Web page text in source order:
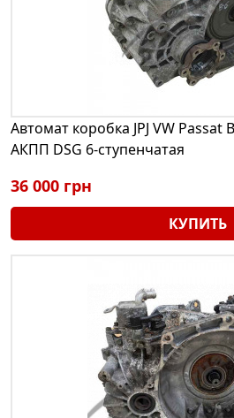
Автомат коробка JPJ VW Passat
АКПП DSG 6-ступенчатая
36 000 грн
КУПИТЬ